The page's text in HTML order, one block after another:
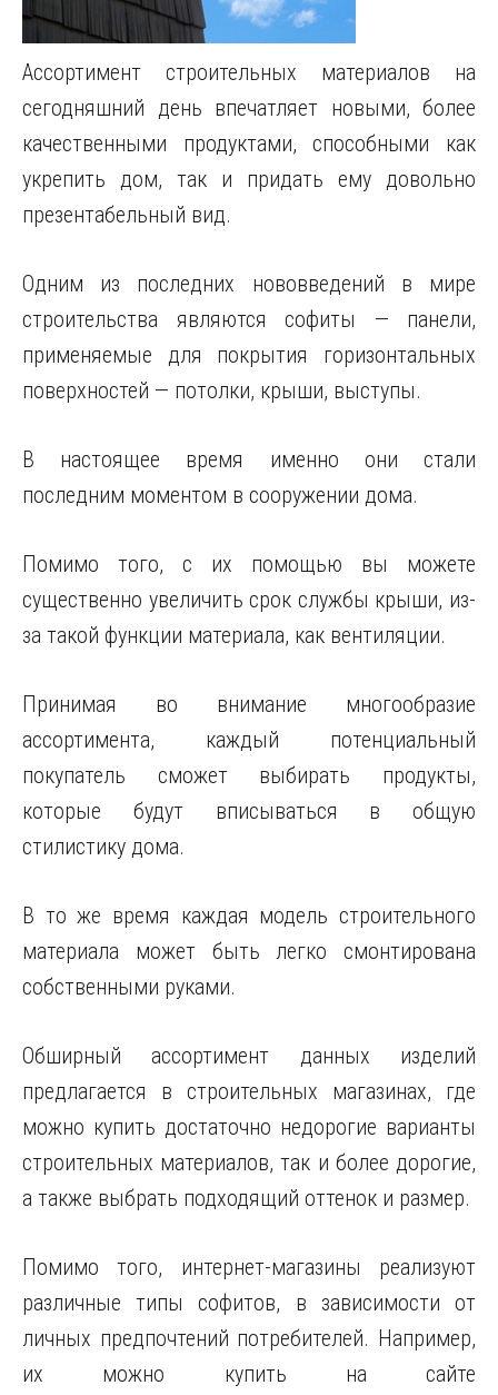
Ассортимент строительных материалов на
сегодняшний день впечатляет новыми, более
качественными продуктами, способными как
укрепить дом, так и придать ему довольно
презентабельный вид.
Одним из последних нововведений в мире
строительства являются софиты — панели,
применяемые для покрытия горизонтальных
поверхностей — потолки, крыши, выступы.
В настоящее время именно они стали
последним моментом в сооружении дома.
Помимо того, с их помощью вы можете
существенно увеличить срок службы крыши, из-
за такой функции материала, как вентиляции.
Принимая во внимание многообразие
ассортимента, каждый потенциальный
покупатель сможет выбирать продукты,
которые будут вписываться в общую
стилистику дома.
В то же время каждая модель строительного
материала может быть легко смонтирована
собственными руками.
Обширный ассортимент данных изделий
предлагается в строительных магазинах, где
можно купить достаточно недорогие варианты
строительных материалов, так и более дорогие,
а также выбрать подходящий оттенок и размер.
Помимо того, интернет-магазины реализуют
различные типы софитов, в зависимости от
личных предпочтений потребителей. Например,
их можно купить на сайте